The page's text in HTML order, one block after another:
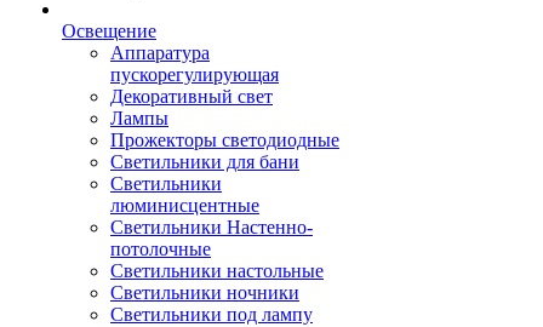
Освещение
Аппаратура
пускорегулирующая
Декоративный свет
Лампы
Прожекторы светодиодные
Светильники для бани
Светильники
люминисцентные
Светильники Настенно-
потолочные
Светильники настольные
Светильники ночники
Светильники под лампу